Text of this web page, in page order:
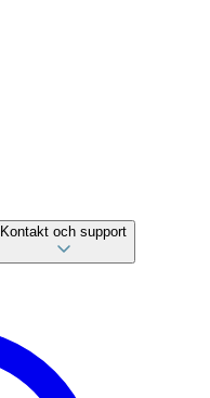
Kontakt och support